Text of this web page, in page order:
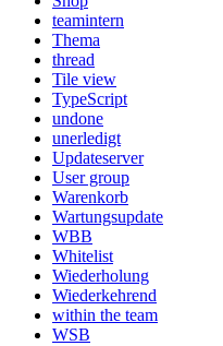
teamintern
Thema
thread
Tile view
TypeScript
undone
unerledigt
Updateserver
User group
Warenkorb
Wartungsupdate
WBB
Whitelist
Wiederholung
Wiederkehrend
within the team
WSB